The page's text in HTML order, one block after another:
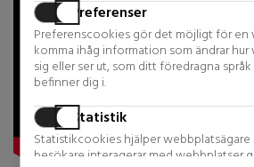
Preferenser
Preferenscookies gör det möjligt för en
komma ihåg information som ändrar
sig eller ser ut, som ditt föredragna
befinner dig i.
Statistik
Statistikcookies hjälper
besökare interagerar med webbplatser